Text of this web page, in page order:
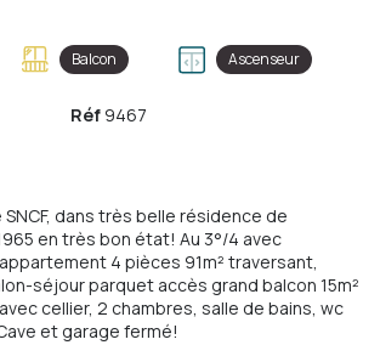
Balcon Ascenseur
Réf 9467
SNCF, dans très belle résidence de
en très bon état! Au 3°/4 avec
4 pièces 91m² traversant,
séjour parquet accès grand balcon 15m²
cellier, 2 chambres, salle de bains, wc
et garage fermé!